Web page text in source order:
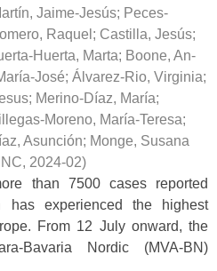
Jaime-Jesús; Peces-
Raquel ; Castilla, Jesús;
Huerta, Marta; Boone, An-
José; Álvarez-Rio, Virginia;
; Merino-Díaz, María;
Moreno, María-Teresa;
Asunción; Monge, Susana
, 2024-02)
than 7500 cases reported
experienced the highest
From 12 July onward, the
Bavaria Nordic (MVA-BN)